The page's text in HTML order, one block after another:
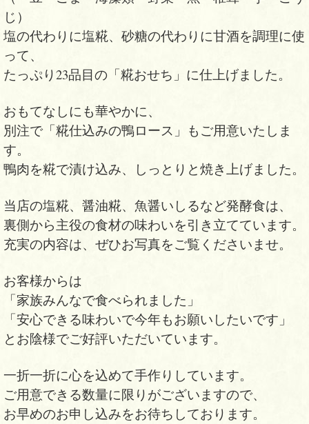
じ）
塩の代わりに塩糀、砂糖の代わりに甘酒を調理に使
って、
たっぷり23品目の「糀おせち」に仕上げました。
おもてなしにも華やかに、
別注で「糀仕込みの鴨ロース」もご用意いたしま
す。
鴨肉を糀で漬け込み、しっとりと焼き上げました。
当店の塩糀、醤油糀、魚醤いしるなど発酵食は、
裏側から主役の食材の味わいを引き立てています。
充実の内容は、ぜひお写真をご覧くださいませ。
お客様からは
「家族みんなで食べられました」
「安心できる味わいで今年もお願いしたいです」
とお陰様でご好評いただいています。
一折一折に心を込めて手作りしています。
ご用意できる数量に限りがございますので、
お早めのお申し込みをお待ちしております。